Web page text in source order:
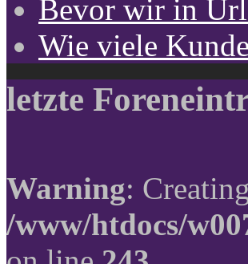
Bevor wir in
Wie viele
letzte
Warning:
/www/htdocs/